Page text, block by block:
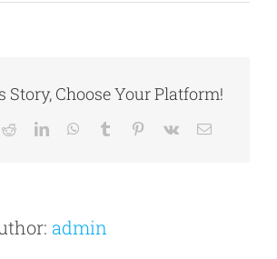
Story, Choose Your Platform!
RedditLinkedInWhatsApp
Tumblr Pinterest
Vk Email
admin